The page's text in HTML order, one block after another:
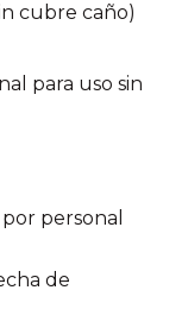
cubre caño)
para uso sin
personal
de